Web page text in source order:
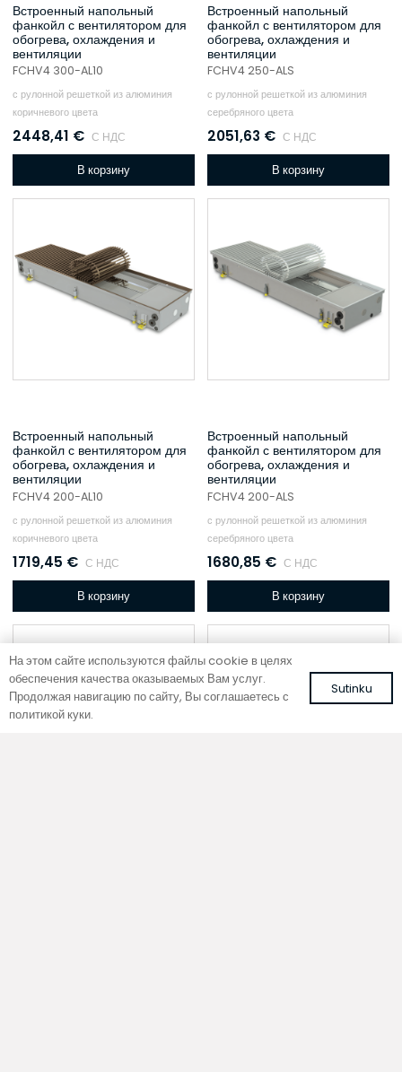
Встроенный напольный
фанкойл с вентилятором для
обогрева, охлаждения и
вентиляции
FCHV4 300-AL10
с рулонной решеткой из алюминия
коричневого цвета
2448,41 € С НДС
В корзину
Встроенный напольный
фанкойл с вентилятором для
обогрева, охлаждения и
вентиляции
FCHV4 250-ALS
с рулонной решеткой из алюминия
серебряного цвета
2051,63 € С НДС
В корзину
Встроенный напольный
фанкойл с вентилятором для
обогрева, охлаждения и
вентиляции
FCHV4 200-AL10
с рулонной решеткой из алюминия
коричневого цвета
1719,45 € С НДС
В корзину
Встроенный напольный
фанкойл с вентилятором для
обогрева, охлаждения и
вентиляции
FCHV4 200-ALS
с рулонной решеткой из алюминия
серебряного цвета
1680,85 € С НДС
В корзину
На этом сайте используются файлы cookie в целях
обеспечения качества оказываемых Вам услуг.
Продолжая навигацию по сайту, Вы соглашаетесь с
политикой куки.
Sutinku